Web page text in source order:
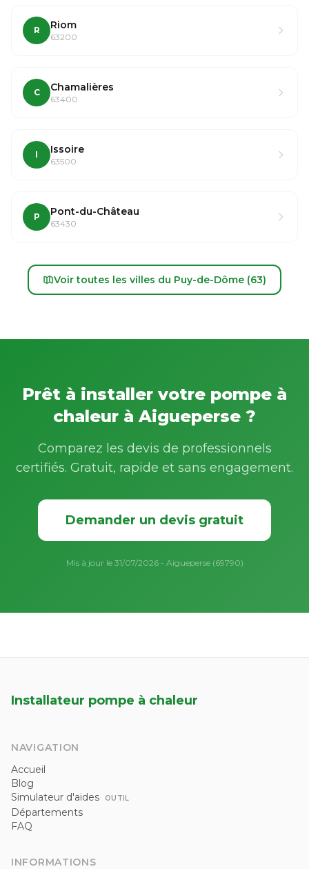
R Riom
63200
C Chamalières
63400
I Issoire
63500
P Pont-du-Château
63430
Voir toutes les villes du Puy-de-Dôme (63)
Prêt à installer votre pompe à
chaleur à Aigueperse ?
Comparez les devis de professionnels
certifiés. Gratuit, rapide et sans engagement.
Demander un devis gratuit
Mis à jour le 31/07/2026 - Aigueperse (69790)
Installateur pompe à chaleur
NAVIGATION
Accueil
Blog
Simulateur d'aides
OUTIL
Départements
FAQ
INFORMATIONS